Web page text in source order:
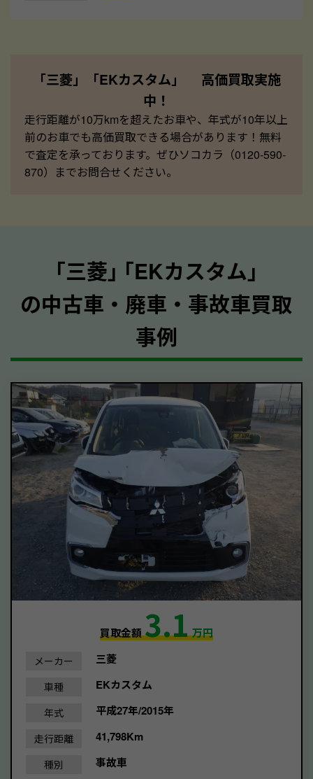
「三菱」「EKカスタム」 高価買取実施
中！
走行距離が10万kmを超えたお車や、年式が10年以上
前のお車でも高価買取できる場合があります！無料
で査定を承っております。ぜひソコカラ（0120-590-
870）までお問合せください。
｢三菱｣ ｢EKカスタム｣
の中古車・廃車・事故車買取
事例
買取金額3.1万円
メーカー 三菱
車種 EKカスタム
年式 平成27年/2015年
走行距離 41,798Km
種別 事故車